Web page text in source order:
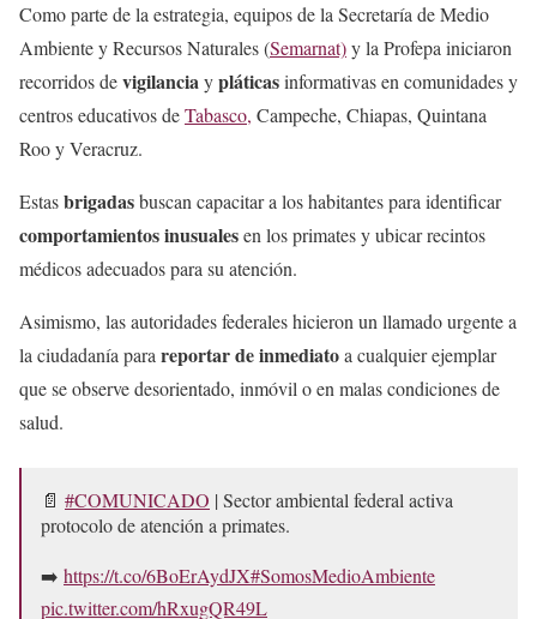
Como parte de la estrategia, equipos de la Secretaría de Medio
Ambiente y Recursos Naturales (Semarnat)y la Profepa iniciaron
recorridos devigilanciaypláticasinformativas en comunidades y
centros educativos deTabasco, Campeche, Chiapas, Quintana
Roo y Veracruz.
Estasbrigadasbuscan capacitar a los habitantes para identificar
comportamientos inusualesen los primates y ubicar recintos
médicos adecuados para su atención.
Asimismo, las autoridades federales hicieron un llamado urgente a
la ciudadanía parareportar de inmediatoa cualquier ejemplar
que se observe desorientado, inmóvil o en malas condiciones de
salud.
📄 #COMUNICADO | Sector ambiental federal activa
protocolo de atención a primates.
➡️ https://t.co/6BoErAydJX#SomosMedioAmbiente
pic.twitter.com/hRxugQR49L